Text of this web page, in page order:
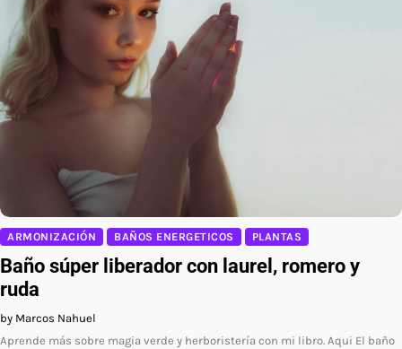
ARMONIZACIÓN BAÑOS ENERGETICOS PLANTAS
Baño súper liberador con laurel, romero y
ruda
by Marcos Nahuel
Aprende más sobre magia verde y herboristería con mi libro. Aqui El baño